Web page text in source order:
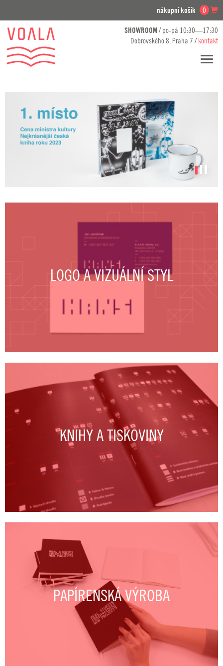
nákupní košík 0
SHOWROOM/ po-pá 10:30—17:30
Dobrovského 8, Praha 7 /kontakt
LOGO A VIZUÁLNÍ STYL
KNIHY A TISKOVINY
PAPÍRENSKÁ VÝROBA